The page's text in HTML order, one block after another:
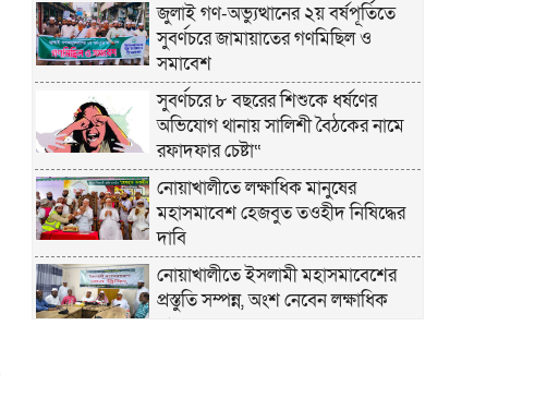
জুলাই গণ-অভ্যুত্থানের ২য় বর্ষপূর্তিতে
সুবর্ণচরে জামায়াতের গণমিছিল ও
সমাবেশ
সুবর্ণচরে ৮ বছরের শিশুকে ধর্ষণের
অভিযোগ থানায় সালিশী বৈঠকের নামে
রফাদফার চেষ্টা“
নোয়াখালীতে লক্ষাধিক মানুষের
মহাসমাবেশ হেজবুত তওহীদ নিষিদ্ধের
দাবি
নোয়াখালীতে ইসলামী মহাসমাবেশের
প্রস্তুতি সম্পন্ন, অংশ নেবেন লক্ষাধিক
মানুষ